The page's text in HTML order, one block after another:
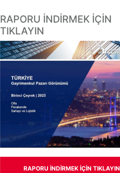
RAPORU INDIRMEK IÇIN
TIKLAYIN
RAPORU INDIRMEK IÇIN TIKLAYIN